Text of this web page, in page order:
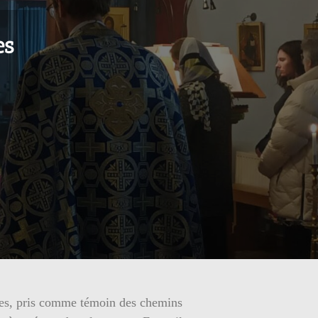
pris comme témoin des chemins